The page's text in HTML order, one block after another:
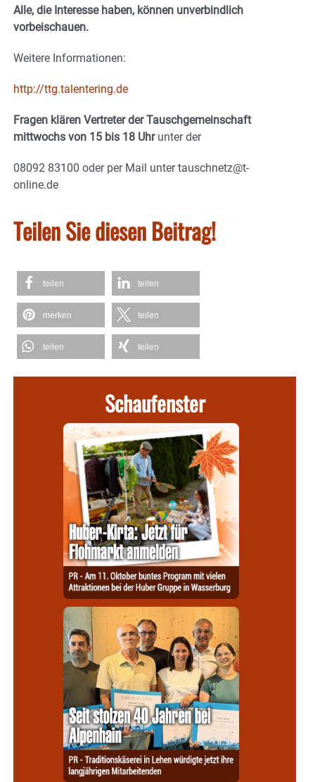
Alle, die Interesse haben, können unverbindlich
vorbeischauen.
Weitere Informationen:
http://ttg.talentering.de
Fragen klären Vertreter der Tauschgemeinschaft
mittwochs von 15 bis 18 Uhrunter der
08092 83100 oder per Mail unter tauschnetz@t-
online.de
Teilen Sie diesen Beitrag!
teilen teilen
merken teilen
teilen teilen
Schaufenster